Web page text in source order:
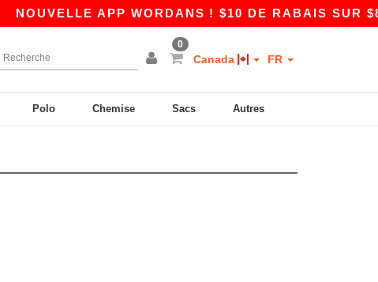
NOUVELLE APP WORDANS ! $10 DE RABAIS SUR
0
Canada FR
Polo Chemise Sacs Autres